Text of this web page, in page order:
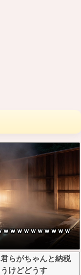
ｗｗｗｗｗｗｗｗｗ
らがちゃんと納税
けどどうす